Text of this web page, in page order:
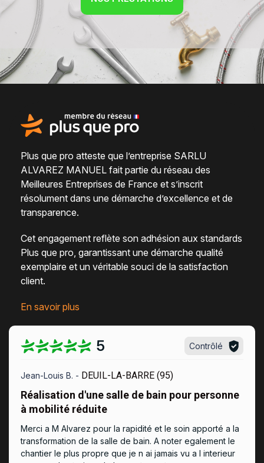
Plus que pro atteste que l’entreprise SARLU
ALVAREZ MANUEL fait partie du réseau des
Meilleures Entreprises de France et s’inscrit
résolument dans une démarche d’excellence et de
transparence.
Cet engagement reflète son adhésion aux standards
Plus que pro, garantissant une démarche qualité
exemplaire et un véritable souci de la satisfaction
client.
En savoir plus
5 Contrôlé
Jean-Louis B. - DEUIL-LA-BARRE (95)
Réalisation d'une salle de bain pour personne
à mobilité réduite
Merci a M Alvarez pour la rapidité et le soin apporté a la
transformation de la salle de bain. A noter egalement le
chantier le plus propre que je n ai jamais vu a l interieur